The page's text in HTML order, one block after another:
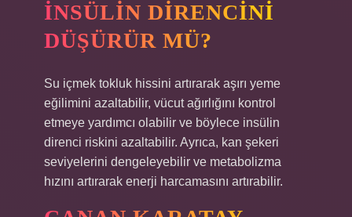
INSÜLIN DIRENCINI
DÜŞÜRÜR MÜ?
Su içmek tokluk hissini artırarak aşırı yeme
eğilimini azaltabilir, vücut ağırlığını kontrol
etmeye yardımcı olabilir ve böylece insülin
direnci riskini azaltabilir. Ayrıca, kan şekeri
seviyelerini dengeleyebilir ve metabolizma
hızını artırarak enerji harcamasını artırabilir.